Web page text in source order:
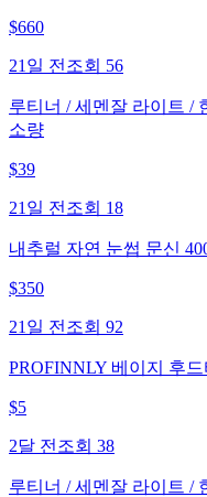
$660
21일 전 조회 56
루티너 / 세멘잘 라이트 /
소량
$39
21일 전 조회 18
내추럴 자연 눈썹 문신
$350
21일 전 조회 92
PROFINNLY 베이지 후
$5
2달 전 조회 38
루티너 / 세멘잘 라이트 /